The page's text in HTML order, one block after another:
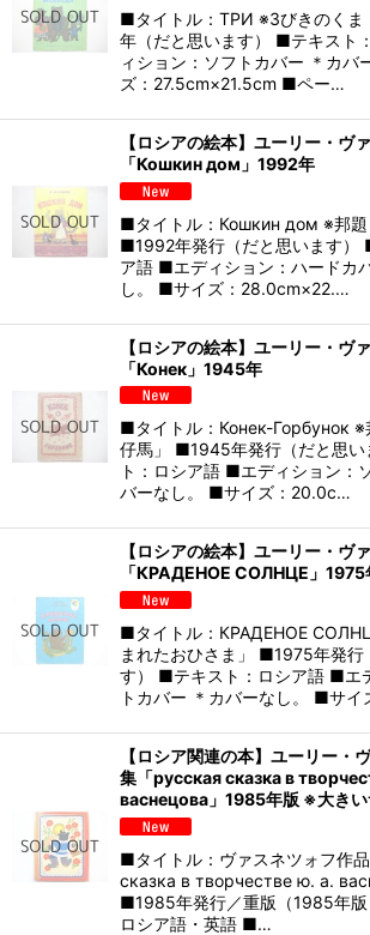
■タイトル：ТРИ ※3びきのくま
年（だと思います） ■テキスト
ィション：ソフトカバー ＊カバ
ズ：27.5cm×21.5cm ■ペー…
【ロシアの絵本】ユーリー・ヴ
「Кошкин дом」1992年
■タイトル：Кошкин дом ※邦題
■1992年発行（だと思います）
ア語 ■エディション：ハードカ
し。 ■サイズ：28.0cm×22.…
【ロシアの絵本】ユーリー・ヴ
「Конек」1945年
■タイトル：Конек-Горбунок ※
仔馬」 ■1945年発行（だと思
ト：ロシア語 ■エディション：
バーなし。 ■サイズ：20.0c…
【ロシアの絵本】ユーリー・ヴ
「КРАДЕНОЕ СОЛНЦЕ」1975
■タイトル：КРАДЕНОЕ
まれたおひさま」 ■1975年発行
す） ■テキスト：ロシア語 ■エ
トカバー ＊カバーなし。 ■サ
【ロシア関連の本】ユーリー・
集「русская сказка в
васнецова」1985年版 ※大きい
■タイトル：ヴァスネツォフ作
сказка в творчестве ю. а.
■1985年発行／重版（1985年版
ロシア語・英語 ■…